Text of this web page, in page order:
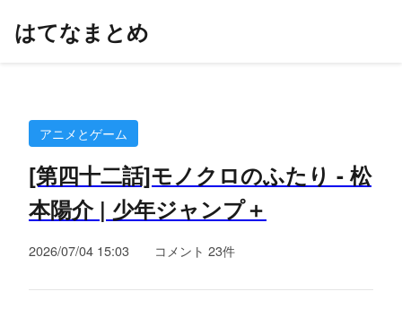
はてなまとめ
アニメとゲーム
[第四十二話]モノクロのふたり - 松
本陽介 | 少年ジャンプ＋
2026/07/04 15:03 コメント 23件